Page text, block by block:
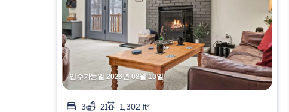
입주가능일 2026년 08월 10일
3 2
1,302 ft²